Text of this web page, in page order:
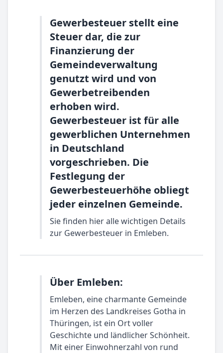
Gewerbesteuer stellt eine
Steuer dar, die zur
Finanzierung der
Gemeindeverwaltung
genutzt wird und von
Gewerbetreibenden
erhoben wird.
Gewerbesteuer ist für alle
gewerblichen Unternehmen
in Deutschland
vorgeschrieben. Die
Festlegung der
Gewerbesteuerhöhe obliegt
jeder einzelnen Gemeinde.
Sie finden hier alle wichtigen Details
zur Gewerbesteuer in Emleben.
Über Emleben:
Emleben, eine charmante Gemeinde
im Herzen des Landkreises Gotha in
Thüringen, ist ein Ort voller
Geschichte und ländlicher Schönheit.
Mit einer Einwohnerzahl von rund